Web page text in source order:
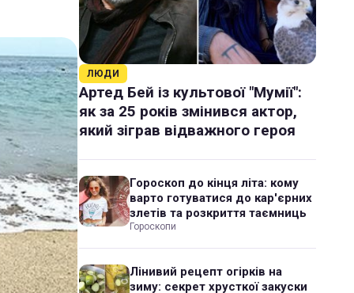
ЛЮДИ
Артед Бей із культової "Мумії":
як за 25 років змінився актор,
який зіграв відважного героя
Гороскоп до кінця літа: кому
варто готуватися до кар'єрних
злетів та розкриття таємниць
Гороскопи
Лінивий рецепт огірків на
зиму: секрет хрусткої закуски